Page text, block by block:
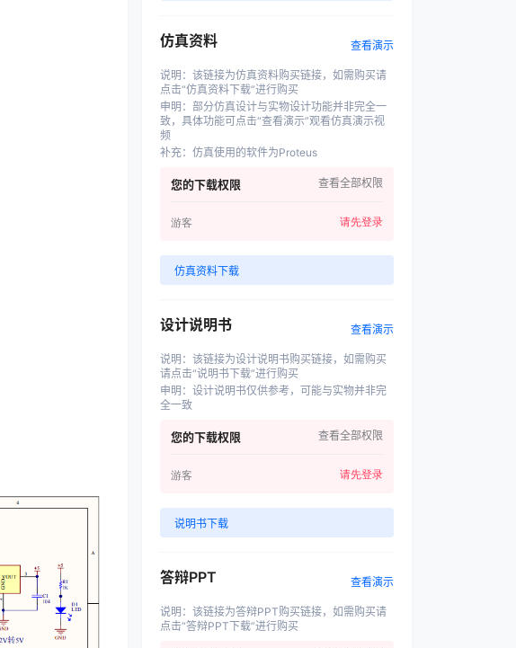
仿真资料 查看演示
说明 ： 该链接为仿真资料购买链接，如需购买请
点击“仿真资料下载”进行购买
申明 ： 部分仿真设计与实物设计功能并非完全一
致，具体功能可点击“查看演示”观看仿真演示视
频
补充： 仿真使用的软件为Proteus
您的下载权限 查看全部权限
游客 请先登录
仿真资料下载
设计说明书 查看演示
说明 ： 该链接为设计说明书购买链接，如需购买
请点击“说明书下载”进行购买
申明 ： 设计说明书仅供参考，可能与实物并非完
全一致
您的下载权限 查看全部权限
游客 请先登录
说明书下载
答辩PPT 查看演示
说明 ： 该链接为答辩PPT购买链接，如需购买请
点击“答辩PPT下载”进行购买